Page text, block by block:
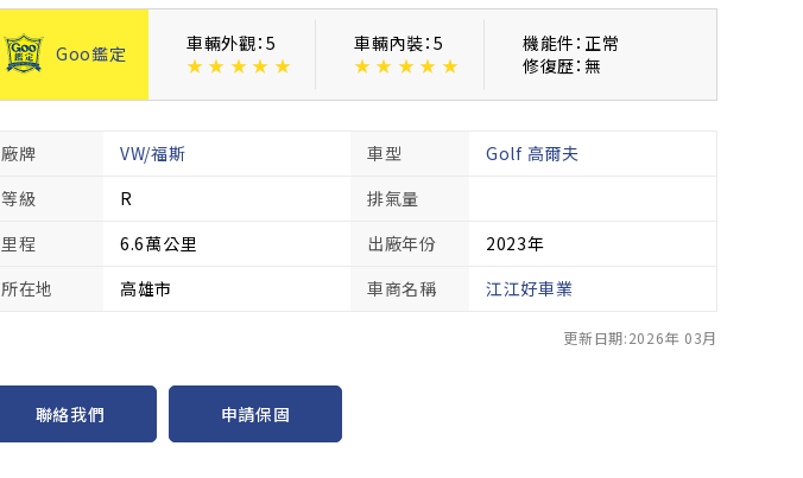
Goo鑑定
車輛外觀：5
★ ★ ★ ★ ★
車輛內裝：5
★ ★ ★ ★ ★
機能件：正常
修復歴：無
廠牌 VW/福斯 車型
Golf 高爾夫
等級
R
排氣量
里程
6.6萬公里 出廠年份
2023年
所在地
高雄市 車商名稱 江江好車業
更新日期:2026年 03月
聯絡我們 申請保固